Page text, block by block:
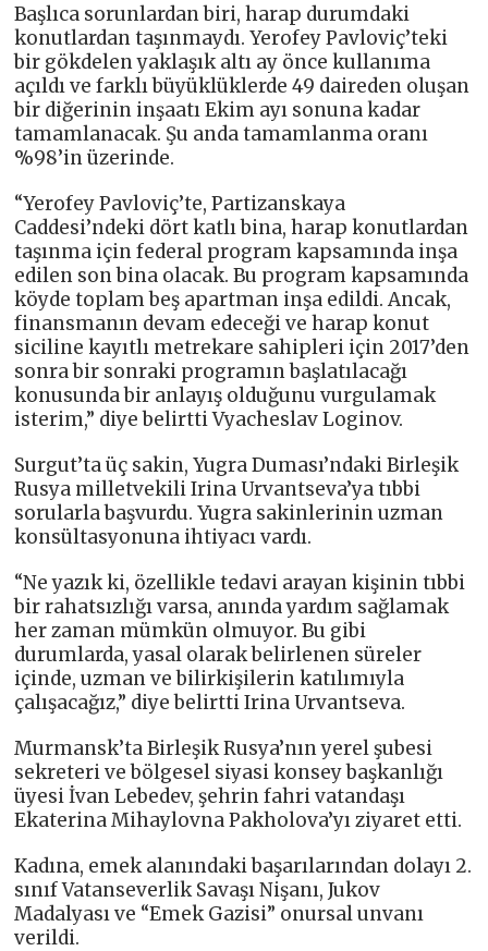
Başlıca sorunlardan biri, harap durumdaki
konutlardan taşınmaydı. Yerofey Pavloviç’teki
bir gökdelen yaklaşık altı ay önce kullanıma
açıldı ve farklı büyüklüklerde 49 daireden oluşan
bir diğerinin inşaatı Ekim ayı sonuna kadar
tamamlanacak. Şu anda tamamlanma oranı
%98’in üzerinde.
“Yerofey Pavloviç’te, Partizanskaya
Caddesi’ndeki dört katlı bina, harap konutlardan
taşınma için federal program kapsamında inşa
edilen son bina olacak. Bu program kapsamında
köyde toplam beş apartman inşa edildi. Ancak,
finansmanın devam edeceği ve harap konut
siciline kayıtlı metrekare sahipleri için 2017’den
sonra bir sonraki programın başlatılacağı
konusunda bir anlayış olduğunu vurgulamak
isterim,” diye belirtti Vyacheslav Loginov.
Surgut’ta üç sakin, Yugra Duması’ndaki Birleşik
Rusya milletvekili Irina Urvantseva’ya tıbbi
sorularla başvurdu. Yugra sakinlerinin uzman
konsültasyonuna ihtiyacı vardı.
“Ne yazık ki, özellikle tedavi arayan kişinin tıbbi
bir rahatsızlığı varsa, anında yardım sağlamak
her zaman mümkün olmuyor. Bu gibi
durumlarda, yasal olarak belirlenen süreler
içinde, uzman ve bilirkişilerin katılımıyla
çalışacağız,” diye belirtti Irina Urvantseva.
Murmansk’ta Birleşik Rusya’nın yerel şubesi
sekreteri ve bölgesel siyasi konsey başkanlığı
üyesi İvan Lebedev, şehrin fahri vatandaşı
Ekaterina Mihaylovna Pakholova’yı ziyaret etti.
Kadına, emek alanındaki başarılarından dolayı 2.
sınıf Vatanseverlik Savaşı Nişanı, Jukov
Madalyası ve “Emek Gazisi” onursal unvanı
verildi.